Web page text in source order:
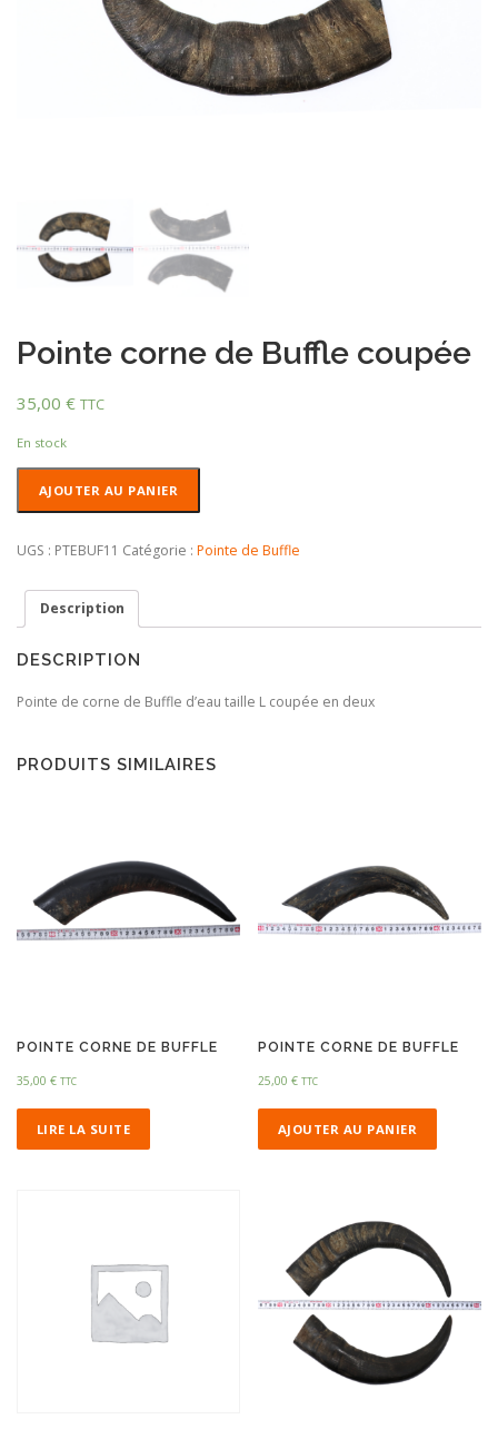
Pointe corne de Buffle coupée
35,00 € TTC
En stock
corne
Buffle
coupée
AJOUTER AU PANIER
UGS : PTEBUF11 Catégorie : Pointe de Buffle
Description
DESCRIPTION
Pointe de corne de Buffle d’eau taille L coupée en deux
PRODUITS SIMILAIRES
POINTE CORNE DE BUFFLE
35,00 € TTC
LIRE LA SUITE
POINTE CORNE DE BUFFLE
25,00€ TTC
AJOUTER AU PANIER